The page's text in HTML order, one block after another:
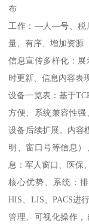
布
工作：—人—号、税
量、有序、增加资源
信息宣传多样化：
时更新、信息内容表
设备一览表：基于
方便、系统兼容性
设备后续扩展。内容
明、窗口号等信息
息：军人窗口、医保
核心优势、系统：
HIS、LIS、PACS进
管理、可视化操作